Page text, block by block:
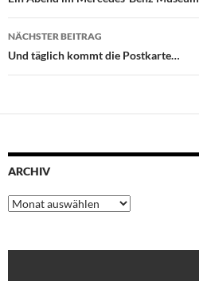
speziell bezüglich der
Endlagerung radioaktiver
Abfälle (Asse II) hat bleibende
NÄCHSTER BEITRAG
Und täglich kommt die Postkarte…
ARCHIV
Archiv